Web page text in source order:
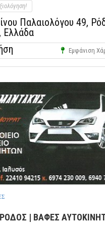
Παλαιολόγου 49,
Ελλάδα
Εμφάνιση
| ΒΑΦΕΣ